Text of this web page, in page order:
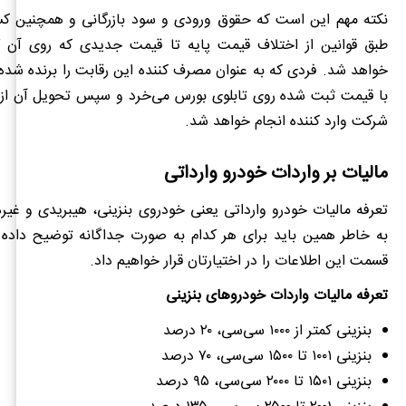
نکته مهم این است که حقوق ورودی و سود بازرگانی و همچنین
طبق قوانین از اختلاف قیمت پایه تا قیمت جدیدی که روی آن
خواهد شد. فردی که به عنوان مصرف کننده این رقابت را برنده
با قیمت ثبت شده روی تابلوی بورس می‌خرد و سپس تحویل آن از
شرکت وارد کننده انجام خواهد شد.
مالیات بر واردات خودرو وارداتی
تعرفه مالیات خودرو وارداتی یعنی خودروی بنزینی، هیبریدی و
به خاطر همین باید برای هر کدام به صورت جداگانه توضیح
قسمت این اطلاعات را در اختیارتان قرار خواهیم داد.
تعرفه مالیات واردات خودروهای بنزینی
بنزینی کمتر از ۱۰۰۰ سی‌سی، ۲۰ درصد
بنزینی ۱۰۰۱ تا ۱۵۰۰ سی‌سی، ۷۰ درصد
بنزینی ۱۵۰۱ تا ۲۰۰۰ سی‌سی، ۹۵ درصد